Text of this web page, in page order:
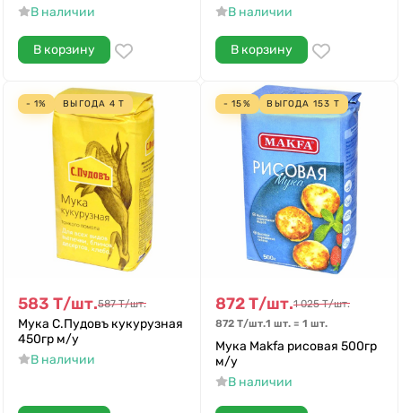
В наличии
В корзину
В наличии
В корзину
- 1% ВЫГОДА 4 Т
583 Т/шт.587 Т/шт.
Мука С.Пудовъ кукурузная
450гр м/у
В наличии
- 15% ВЫГОДА 153 Т
872Т/шт.1 025 Т/шт.
872 Т/шт.1 шт. = 1 шт.
Мука Makfa рисовая 500гр
м/у
В наличии